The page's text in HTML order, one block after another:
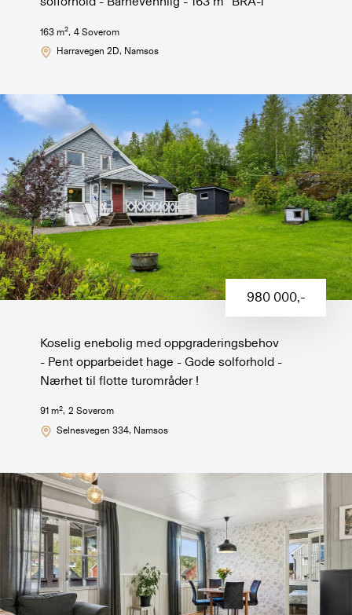
163 m2, 4Soverom
Harravegen 2D, Namsos
980 000,-
Koselig enebolig med oppgraderingsbehov
- Pent opparbeidet hage - Gode solforhold -
Nærhet til flotte turområder !
91 m2, 2 Soverom
Selnesvegen 334, Namsos